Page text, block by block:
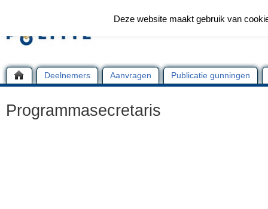
Deelnemers Aanvragen Publicatie gunningen
Programmasecretaris
Deze website maakt gebruik van